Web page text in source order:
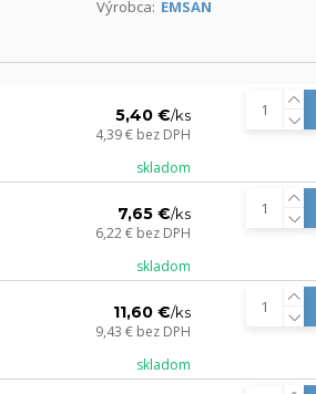
Výrobca: EMSAN
5,40 €/ks
4,39 € bez DPH
skladom
7,65 €/ks
6,22 € bez DPH
skladom
11,60 €/ks
9,43 € bez DPH
skladom